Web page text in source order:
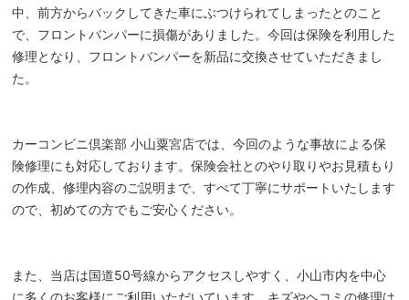
中、前方からバックしてきた車にぶつけられてしまったとのこと
で、フロントバンパーに損傷がありました。今回は保険を利用した
修理となり、フロントバンパーを新品に交換させていただきまし
た。
カーコンビニ倶楽部 小山粟宮店では、今回のような事故による保
険修理にも対応しております。保険会社とのやり取りやお見積もり
の作成、修理内容のご説明まで、すべて丁寧にサポートいたします
ので、初めての方でもご安心ください。
また、当店は国道50号線からアクセスしやすく、小山市内を中心
に多くのお客様にご利用いただいています。キズやヘコミの修理は